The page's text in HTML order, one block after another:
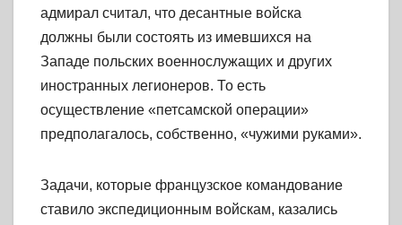
адмирал считал, что десантные войска
должны были состоять из имевшихся на
Западе польских военнослужащих и других
иностранных легионеров. То есть
осуществление «петсамской операции»
предполагалось, собственно, «чужими руками».
Задачи, которые французское командование
ставило экспедиционным войскам, казались